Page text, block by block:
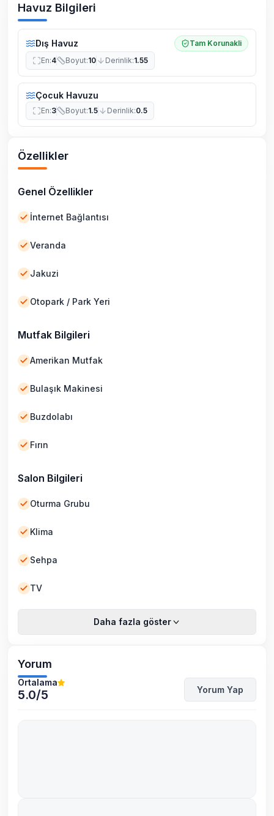
Havuz Bilgileri
Dış Havuz
Tam Korunakli
En:4 Boyut:10 Derinlik:1.55
Çocuk Havuzu
En:3 Boyut:1.5 Derinlik:0.5
Özellikler
Genel Özellikler
İnternet Bağlantısı
Veranda
Jakuzi
Otopark / Park Yeri
Mutfak Bilgileri
Amerikan Mutfak
Bulaşık Makinesi
Buzdolabı
Fırın
Salon Bilgileri
Oturma Grubu
Klima
Sehpa
TV
Daha fazla göster
Yorum
Ortalama
5.0/5 Yorum Yap